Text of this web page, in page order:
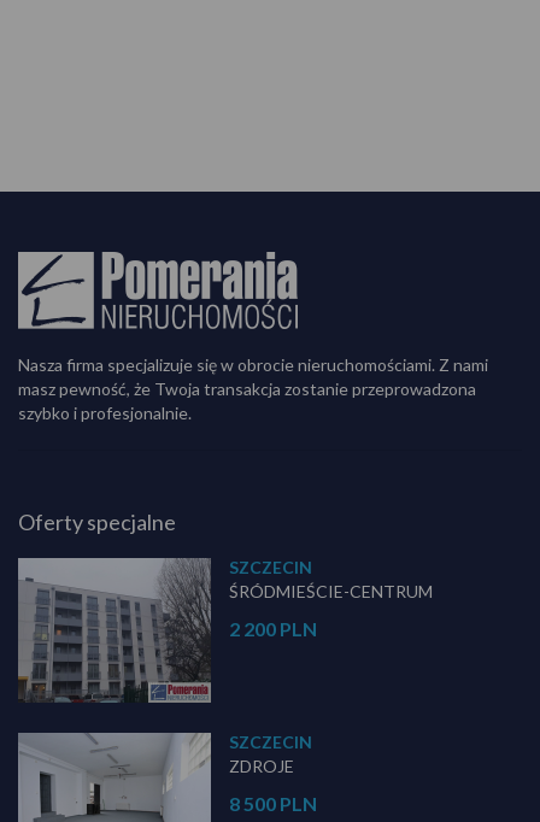
Nasza firma specjalizuje się w obrocie nieruchomościami. Z nami
masz pewność, że Twoja transakcja zostanie przeprowadzona
szybko i profesjonalnie.
Oferty specjalne
SZCZECIN
ŚRÓDMIEŚCIE-CENTRUM
2 200 PLN
SZCZECIN
ZDROJE
8 500 PLN